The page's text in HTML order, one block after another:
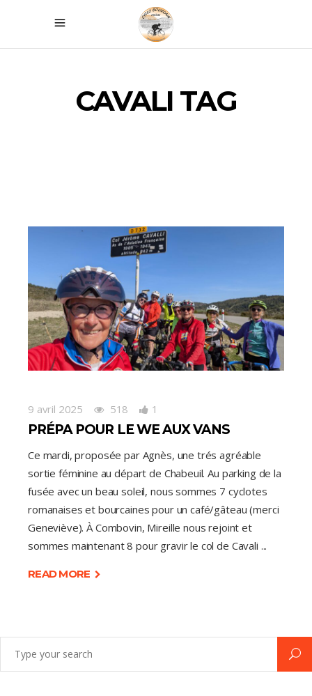
CAVALI TAG
9 avril 2025 518 1
PRÉPA POUR LE WE AUX VANS
Ce mardi, proposée par Agnès, une trés agréable
sortie féminine au départ de Chabeuil. Au parking de la
fusée avec un beau soleil, nous sommes 7 cyclotes
romanaises et bourcaines pour un café/gâteau (merci
Geneviève). À Combovin, Mireille nous rejoint et
sommes maintenant 8 pour gravir le col de Cavali
READ MORE